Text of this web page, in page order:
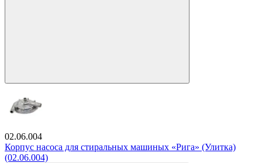
02.06.004
Корпус насоса для стиральных машиных «Рига» (Улитка)
(02.06.004)